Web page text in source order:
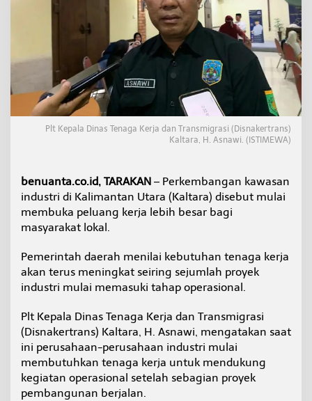
t
a
r
u
i
B
p
e
a
,
B
k
P
e
l
a
n
g
Plt Kepala Dinas Tenaga Kerja dan Transmigrasi (Disnakertrans)
Kaltara, H. Asnawi. (ISTIMEWA)
benuanta.co.id, TARAKAN – Perkembangan kawasan
industri di Kalimantan Utara (Kaltara) disebut mulai
membuka peluang kerja lebih besar bagi
masyarakat lokal.
Pemerintah daerah menilai kebutuhan tenaga kerja
akan terus meningkat seiring sejumlah proyek
industri mulai memasuki tahap operasional.
Plt Kepala Dinas Tenaga Kerja dan Transmigrasi
(Disnakertrans) Kaltara, H. Asnawi, mengatakan saat
ini perusahaan-perusahaan industri mulai
membutuhkan tenaga kerja untuk mendukung
kegiatan operasional setelah sebagian proyek
pembangunan berjalan.